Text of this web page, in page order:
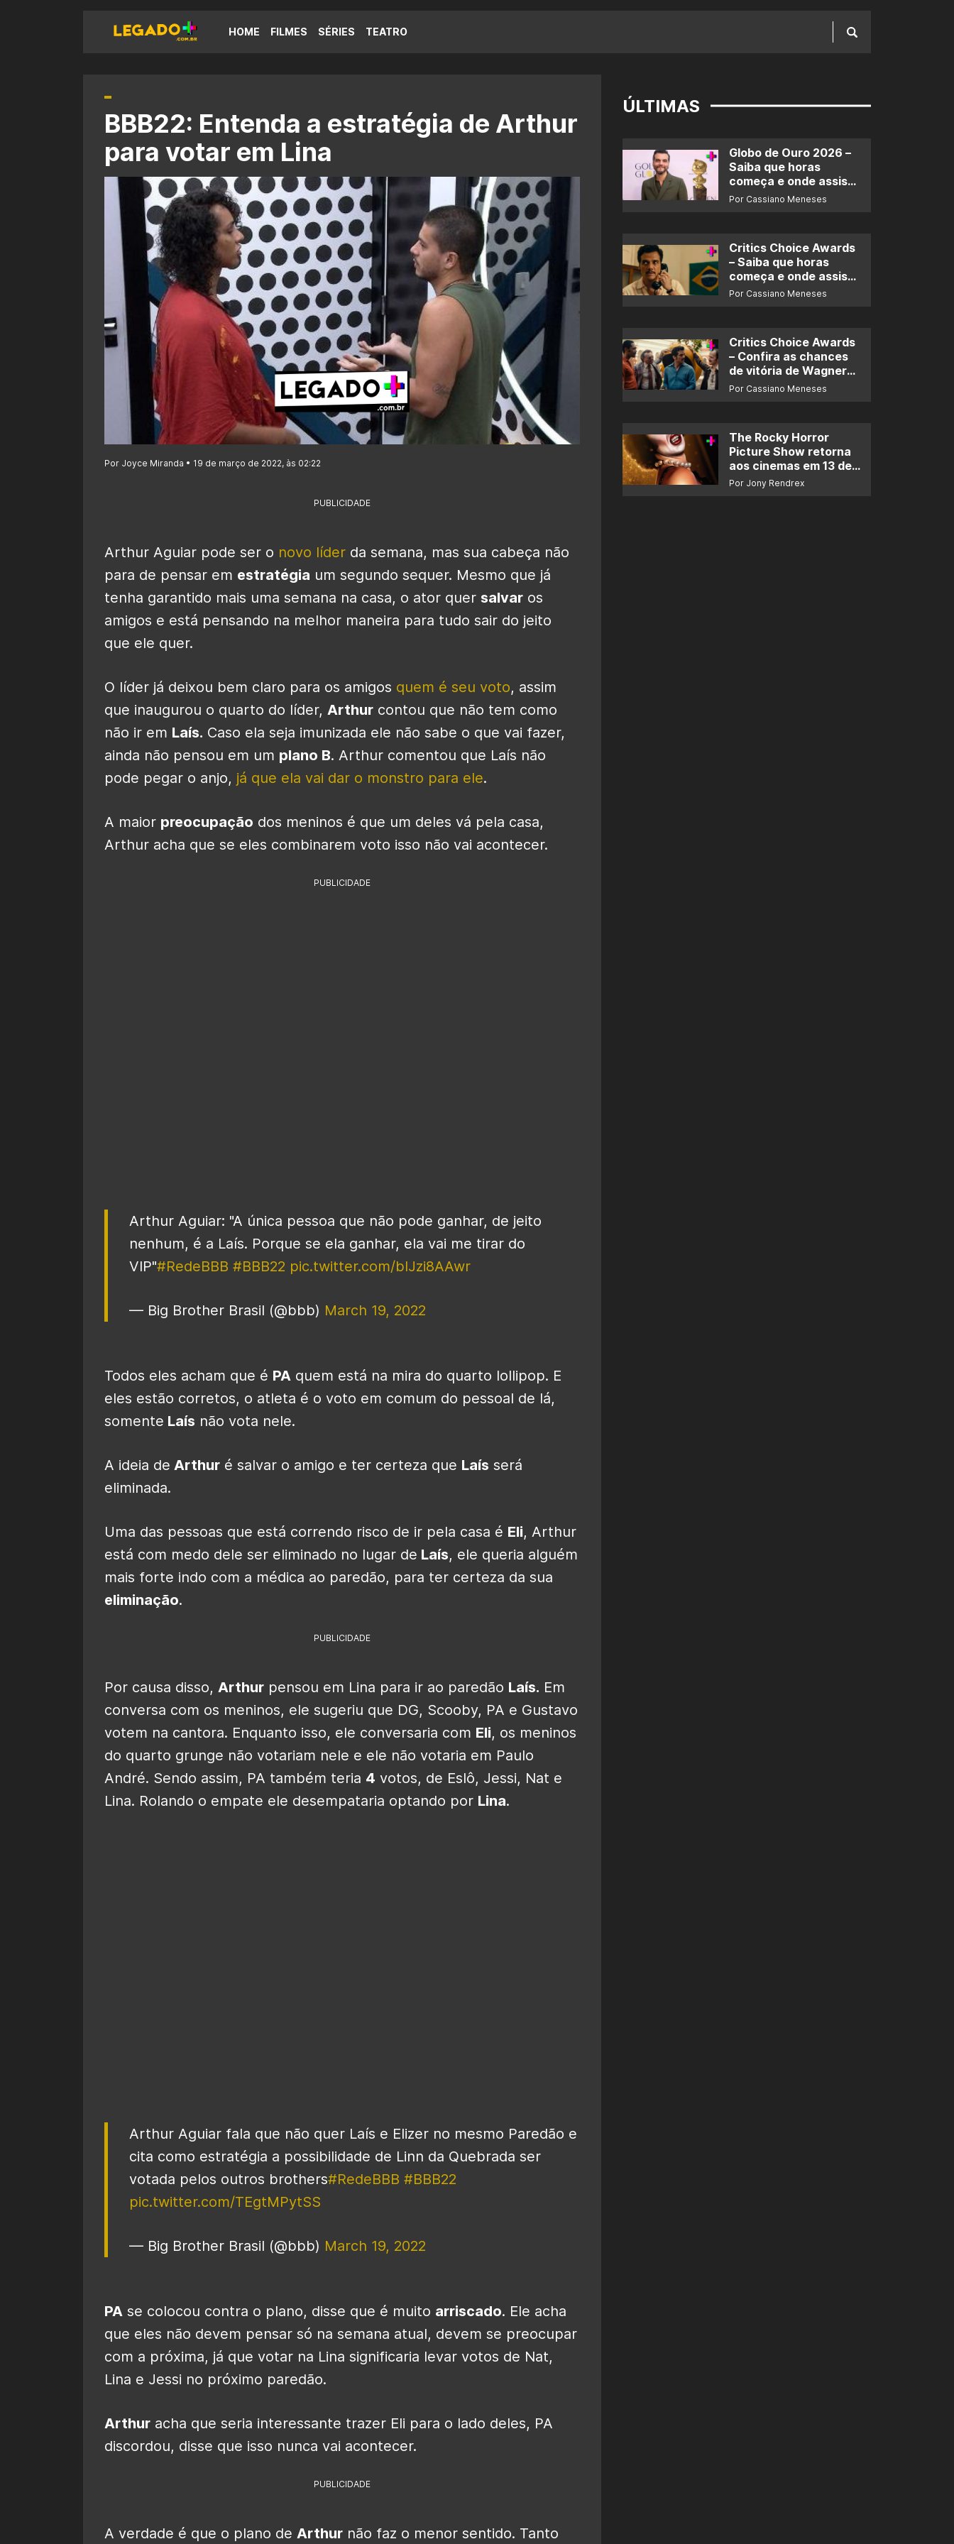
HOME FILMES SÉRIES TEATRO
BBB22: Entenda a estratégia de Arthur
para votar em Lina
Por Joyce Miranda • 19 de março de 2022, às 02:22
PUBLICIDADE
Arthur Aguiar pode ser o novo líder da semana, mas sua cabeça não
para de pensar em estratégia um segundo sequer. Mesmo que já
tenha garantido mais uma semana na casa, o ator quer salvar os
amigos e está pensando na melhor maneira para tudo sair do jeito
que ele quer.
O líder já deixou bem claro para os amigos quem é seu voto, assim
que inaugurou o quarto do líder, Arthur contou que não tem como
não ir em Laís. Caso ela seja imunizada ele não sabe o que vai fazer,
ainda não pensou em um plano B. Arthur comentou que Laís não
pode pegar o anjo, já que ela vai dar o monstro para ele.
A maior preocupação dos meninos é que um deles vá pela casa,
Arthur acha que se eles combinarem voto isso não vai acontecer.
PUBLICIDADE
Arthur Aguiar: "A única pessoa que não pode ganhar, de jeito
nenhum, é a Laís. Porque se ela ganhar, ela vai me tirar do
VIP"#RedeBBB #BBB22 pic.twitter.com/blJzi8AAwr
— Big Brother Brasil (@bbb) March 19, 2022
Todos eles acham que é PA quem está na mira do quarto lollipop. E
eles estão corretos, o atleta é o voto em comum do pessoal de lá,
somente Laís não vota nele.
A ideia de Arthur é salvar o amigo e ter certeza que Laís será
eliminada.
Uma das pessoas que está correndo risco de ir pela casa é Eli, Arthur
está com medo dele ser eliminado no lugar de Laís, ele queria alguém
mais forte indo com a médica ao paredão, para ter certeza da sua
eliminação.
PUBLICIDADE
Por causa disso, Arthur pensou em Lina para ir ao paredão Laís. Em
conversa com os meninos, ele sugeriu que DG, Scooby, PA e Gustavo
votem na cantora. Enquanto isso, ele conversaria com Eli, os meninos
do quarto grunge não votariam nele e ele não votaria em Paulo
André. Sendo assim, PA também teria 4 votos, de Eslô, Jessi, Nat e
Lina. Rolando o empate ele desempataria optando por Lina.
Arthur Aguiar fala que não quer Laís e Elizer no mesmo Paredão e
cita como estratégia a possibilidade de Linn da Quebrada ser
votada pelos outros brothers#RedeBBB #BBB22
pic.twitter.com/TEgtMPytSS
— Big Brother Brasil (@bbb) March 19, 2022
PA se colocou contra o plano, disse que é muito arriscado. Ele acha
que eles não devem pensar só na semana atual, devem se preocupar
com a próxima, já que votar na Lina significaria levar votos de Nat,
Lina e Jessi no próximo paredão.
Arthur acha que seria interessante trazer Eli para o lado deles, PA
discordou, disse que isso nunca vai acontecer.
PUBLICIDADE
A verdade é que o plano de Arthur não faz o menor sentido. Tanto
ÚLTIMAS
Globo de Ouro 2026 –
Saiba que horas
começa e onde assistir
ao prêmio
Por Cassiano Meneses
Critics Choice Awards
– Saiba que horas
começa e onde assistir
ao prêmio
Por Cassiano Meneses
Critics Choice Awards
– Confira as chances
de vitória de Wagner
Moura e de ‘O Agente
Por Cassiano Meneses
The Rocky Horror
Picture Show retorna
aos cinemas em 13 de
novembro
Por Jony Rendrex